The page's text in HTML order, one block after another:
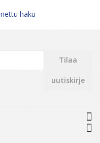
haku
Tilaa
uutiskirje